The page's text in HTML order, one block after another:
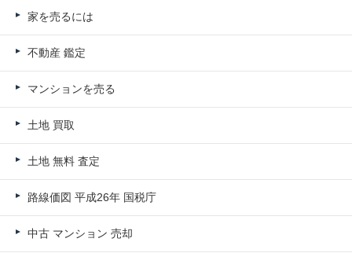
家を売るには
不動産 鑑定
マンションを売る
土地 買取
土地 無料 査定
路線価図 平成26年 国税庁
中古 マンション 売却